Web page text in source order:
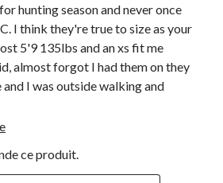
hunting season and never once
I think they're true to size as your
5'9 135lbs and an xs fit me
almost forgot I had them on they
I was outside walking and
ce produit.